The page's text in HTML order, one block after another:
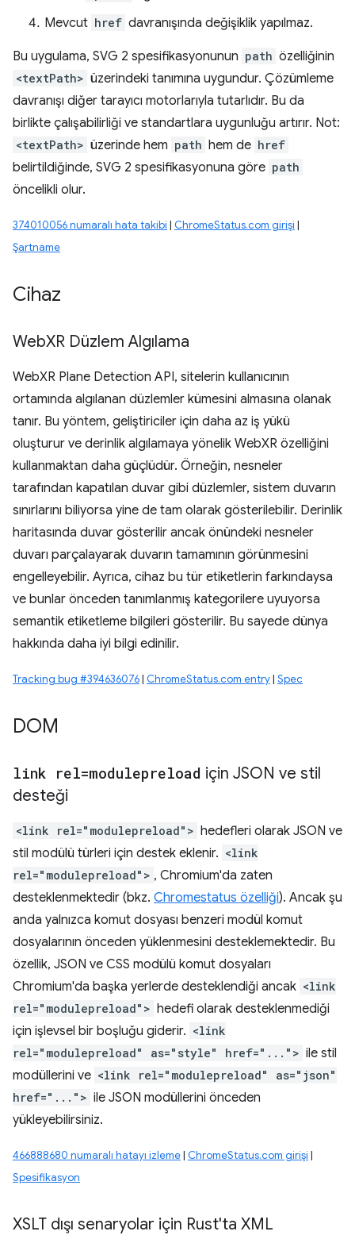
Mevcut href davranışında değişiklik yapılmaz.
Bu uygulama, SVG 2 spesifikasyonunun path özelliğinin
<textPath> üzerindeki tanımına uygundur. Çözümleme
davranışı diğer tarayıcı motorlarıyla tutarlıdır. Bu da
birlikte çalışabilirliği ve standartlara uygunluğu artırır. Not:
<textPath> üzerinde hem path hem de href
belirtildiğinde, SVG 2 spesifikasyonuna göre path
öncelikli olur.
374010056 numaralı hata takibi | ChromeStatus.com girişi |
Şartname
Cihaz
WebXR Düzlem Algılama
WebXR Plane Detection API, sitelerin kullanıcının
ortamında algılanan düzlemler kümesini almasına olanak
tanır. Bu yöntem, geliştiriciler için daha az iş yükü
oluşturur ve derinlik algılamaya yönelik WebXR özelliğini
kullanmaktan daha güçlüdür. Örneğin, nesneler
tarafından kapatılan duvar gibi düzlemler, sistem duvarın
sınırlarını biliyorsa yine de tam olarak gösterilebilir. Derinlik
haritasında duvar gösterilir ancak önündeki nesneler
duvarı parçalayarak duvarın tamamının görünmesini
engelleyebilir. Ayrıca, cihaz bu tür etiketlerin farkındaysa
ve bunlar önceden tanımlanmış kategorilere uyuyorsa
semantik etiketleme bilgileri gösterilir. Bu sayede dünya
hakkında daha iyi bilgi edinilir.
Tracking bug #394636076| ChromeStatus.com entry| Spec
DOM
link rel=modulepreload için JSON ve stil
desteği
<link rel="modulepreload"> hedefleri olarak JSON ve
stil modülü türleri için destek eklenir. <link
rel="modulepreload"> , Chromium'da zaten
desteklenmektedir (bkz. Chromestatus özelliği). Ancak şu
anda yalnızca komut dosyası benzeri modül komut
dosyalarının önceden yüklenmesini desteklemektedir. Bu
özellik, JSON ve CSS modülü komut dosyaları
Chromium'da başka yerlerde desteklendiği ancak <link
rel="modulepreload"> hedefi olarak desteklenmediği
için işlevsel bir boşluğu giderir. <link
rel="modulepreload" as="style" href="..."> ile stil
modüllerini ve <link rel="modulepreload" as="json"
href="..."> ile JSON modüllerini önceden
yükleyebilirsiniz.
466888680 numaralı hatayı izleme| ChromeStatus.com girişi |
Spesifikasyon
XSLT dışı senaryolar için Rust'ta XML